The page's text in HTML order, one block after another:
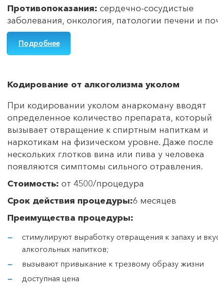
Противопоказания: сердечно-сосудистые
заболевания, онкология, патологии печени и
Подробнее
Кодирование от алкоголизма уколом
При кодировании уколом анаркоману вводят
определенное количество препарата, который
вызывает отвращение к спиртным напиткам и
наркотикам на физическом уровне. Даже после
нескольких глотков вина или пива у человека
появляются симптомы сильного отравления.
Стоимость: от 4500/процедура
Срок действия процедуры:6 месяцев
Преимущества процедуры:
стимулируют выработку отвращения к запаху и
алкогольных напитков;
вызывают привыкание к трезвому образу жизни
доступная цена